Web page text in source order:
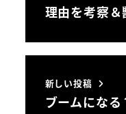
理由を考察
新しい投稿
ブームにな